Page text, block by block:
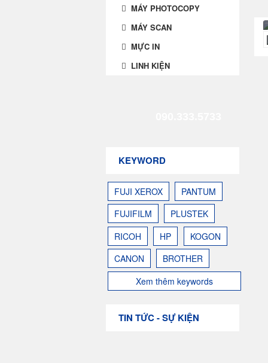
MÁY PHOTOCOPY
MÁY SCAN
MỰC IN
LINH KIỆN
KEYWORD
FUJI XEROX
PANTUM
FUJIFILM
PLUSTEK
RICOH
HP
KOGON
CANON
BROTHER
Xem thêm keywords
TIN TỨC - SỰ KIỆN